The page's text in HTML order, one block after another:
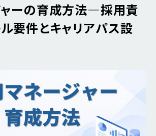
ーの育成方法―採用責
要件とキャリアパス設